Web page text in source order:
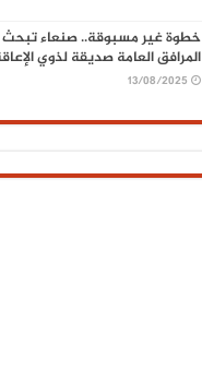
خطوة غير مسبوقة.. صنعاء
المرافق العامة صديقة لذوي
13/08/2025